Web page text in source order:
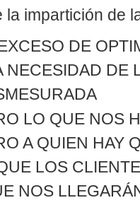
impartición de
DE
NECESIDAD DE
LO QUE NOS
A QUIEN HAY
LOS
NOS